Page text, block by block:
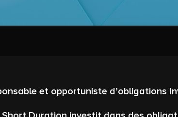
et opportuniste d’obligations